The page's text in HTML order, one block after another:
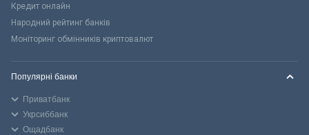
Кредит онлайн
Народний рейтинг банків
Моніторинг обмінників криптовалют
Популярні банки
Приватбанк
Укрсиббанк
Ощадбанк